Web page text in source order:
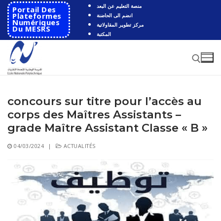
Aller
contenu
Portail Des
Plateformes
Numériques
Du MESRS
منصة التعليم عن البعد
انضم الى الحاضنة
مركز تطوير المقاولاتية
المكتبة
Rechercher :
Rechercher
:
Ecole
Présentation
Histoire de l’école
Départements
Automatique
Coopération
concours sur titre pour l’accès au
corps des Maîtres Assistants –
grade Maître Assistant Classe « B »
04/03/2024 | ACTUALITÉS